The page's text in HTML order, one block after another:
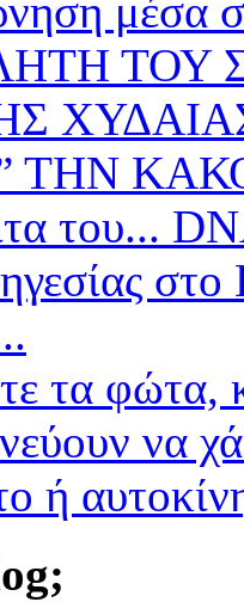
μέσα
ΤΟΥ
ΤΗΝ
του...
τα φώτα,
να
ή